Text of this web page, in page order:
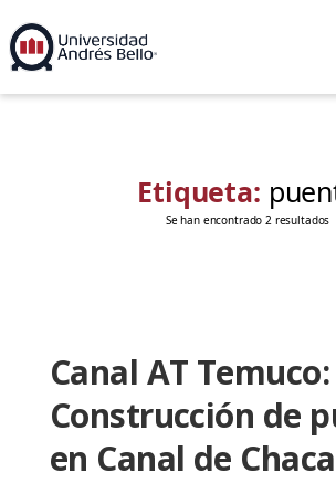
Etiqueta:
Se han encontrado 2 resultados
Canal AT Temuco:
Construcción de
en Canal de